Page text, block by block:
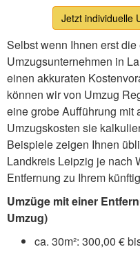
Jetzt individuelle
Selbst wenn Ihnen erst
Umzugsunternehmen in
einen akkuraten
können wir von Umzug
eine grobe Aufführung mit
Umzugskosten sie
Beispiele zeigen Ihnen
Landkreis Leipzig je nach
Entfernung zu Ihrem
Umzüge mit einer
Umzug)
ca. 30m²: 300,00 €